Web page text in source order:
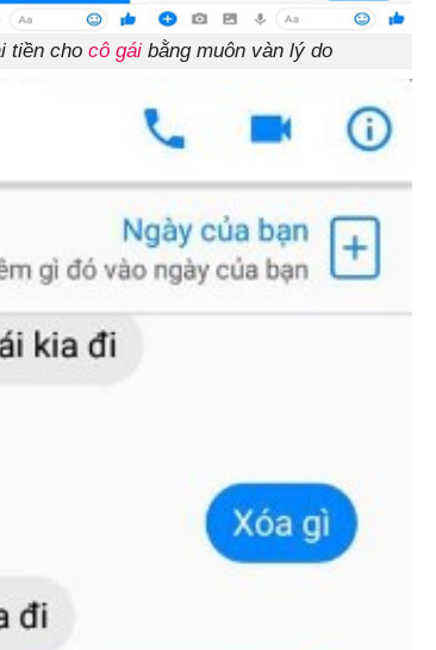
tiền cho cô gái bằng muôn vàn lý do